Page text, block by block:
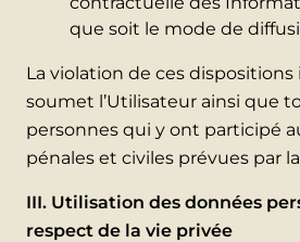
que soit le mode de
La violation de ces
soumet l’Utilisateur ainsi que
personnes qui y ont participé
pénales et civiles prévues par
III. Utilisation des données
respect de la vie privée